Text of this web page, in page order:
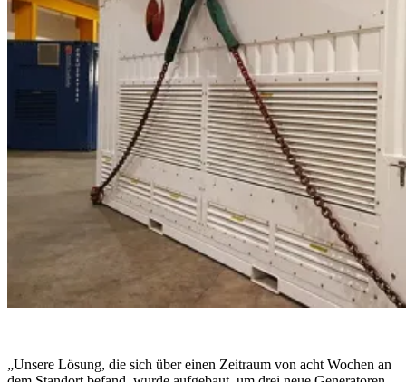
„Unsere Lösung, die sich über einen Zeitraum von acht Wochen an